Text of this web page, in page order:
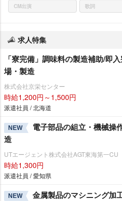
CM出演 歌詞
求人特集
「寮完備」調味料の製造補助/即
場・製造
株式会社京栄センター
時給1,200円～1,500円
派遣社員 / 北海道
NEW
電子部品の組立・機械操
造
UTエージェント株式会社AGT東海第一CU
時給1,300円
派遣社員 / 愛知県
NEW
金属製品のマシニング加